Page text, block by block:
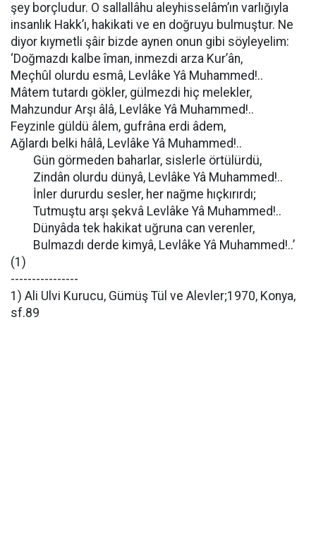
şey borçludur. O sallallâhu aleyhisselâm’ın varlığıyla
insanlık Hakk’ı, hakikati ve en doğruyu bulmuştur. Ne
diyor kıymetli şâir bizde aynen onun gibi söyleyelim:
‘Doğmazdı kalbe îman, inmezdi arza Kur’ân,
Meçhûl olurdu esmâ, Levlâke Yâ Muhammed!..
Mâtem tutardı gökler, gülmezdi hiç melekler,
Mahzundur Arşı âlâ, Levlâke Yâ Muhammed!..
Feyzinle güldü âlem, gufrâna erdi âdem,
Ağlardı belki hâlâ, Levlâke Yâ Muhammed!..
Gün görmeden baharlar, sislerle örtülürdü,
Zindân olurdu dünyâ, Levlâke Yâ Muhammed!..
İnler dururdu sesler, her nağme hıçkırırdı;
Tutmuştu arşı şekvâ Levlâke Yâ Muhammed!..
Dünyâda tek hakikat uğruna can verenler,
Bulmazdı derde kimyâ, Levlâke Yâ Muhammed!..’
(1)
----------------
1) Ali Ulvi Kurucu, Gümüş Tül ve Alevler;1970, Konya,
sf.89